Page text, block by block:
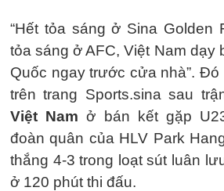
“Hết tỏa sáng ở Sina Golden
tỏa sáng ở AFC, Việt Nam dạy
Quốc ngay trước cửa nhà”. Đó
trên trang Sports.sina sau
Việt Nam ở bán kết gặp
đoàn quân của HLV Park
thắng 4-3 trong loạt sút luân
ở 120 phút thi đấu.